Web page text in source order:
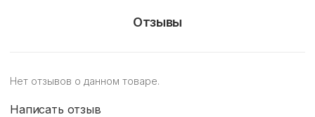
Отзывы
Нет отзывов о данном товаре.
Написать отзыв